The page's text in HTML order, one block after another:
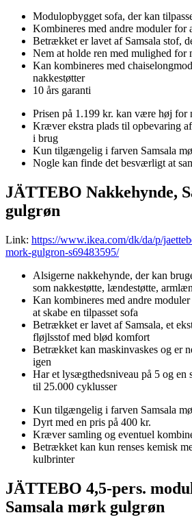
Modulopbygget sofa, der kan
Kombineres med andre moduler for
Betrækket er lavet af Samsala stof,
Nem at holde ren med mulighed for
Kan kombineres med
nakkestøtter
10 års garanti
Prisen på 1.199 kr. kan være høj for
Kræver ekstra plads til opbevaring
i brug
Kun tilgængelig i farven Samsala
Nogle kan finde det besværligt at
JÄTTEBO Nakkehynde,
gulgrøn
Link: https://www.ikea.com/dk/da/p/
mork-gulgron-s69483595/
Alsigerne nakkehynde, der kan
som nakkestøtte, lændestøtte,
Kan kombineres med andre
at skabe en tilpasset sofa
Betrækket er lavet af Samsala, et
fløjlsstof med blød komfort
Betrækket kan maskinvaskes og er
igen
Har et lysægthedsniveau på 5 og en
til 25.000 cyklusser
Kun tilgængelig i farven Samsala
Dyrt med en pris på 400 kr.
Kræver samling og eventuel
Betrækket kan kun renses kemisk
kulbrinter
JÄTTEBO 4,5-pers.
Samsala mørk gulgrøn